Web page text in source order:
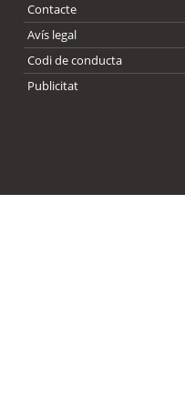
Contacte
Avís legal
Codi de conducta
Publicitat